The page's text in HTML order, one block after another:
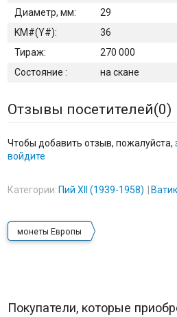
Диаметр, мм:
29
KM#(Y#):
36
Тираж:
270 000
Состояние :
на скане
Отзывы посетителей(0)
Чтобы добавить отзыв, пожалуйста,
войдите
Категории: Пий XII (1939-1958)
монеты Европы
Покупатели, которые